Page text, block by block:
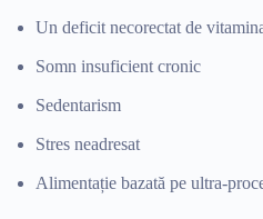
Un deficit necorectat de
Somn insuficient cronic
Sedentarism
Stres neadresat
Alimentație bazată pe ultra-